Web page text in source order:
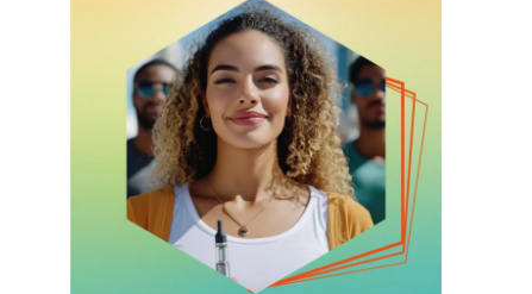
SUBSCRIBIRSE